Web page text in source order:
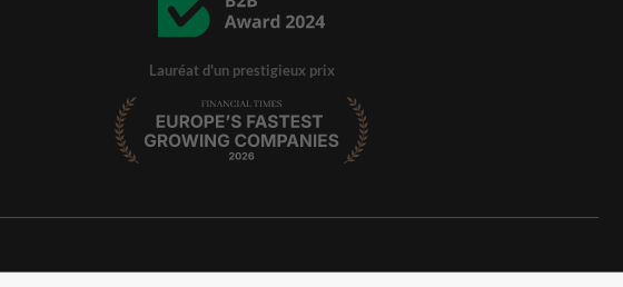
Lauréat d'un prestigieux prix